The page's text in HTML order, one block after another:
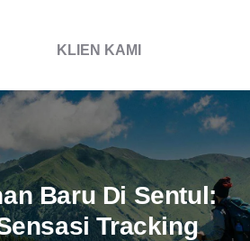
KLIEN KAMI
Baru Di Sentul:
Tracking